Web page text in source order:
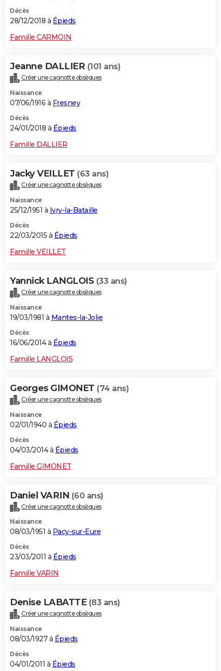
Décès
28/12/2018 à Épieds
Famille CARMOIN
Jeanne DALLIER (101 ans)
Créer une cagnotte obsèques
Naissance
07/06/1916 à Fresney
Décès
24/01/2018 à Épieds
Famille DALLIER
Jacky VEILLET (63 ans)
Créer une cagnotte obsèques
Naissance
25/12/1951 à Ivry-la-Bataille
Décès
22/03/2015 à Épieds
Famille VEILLET
Yannick LANGLOIS (33 ans)
Créer une cagnotte obsèques
Naissance
19/03/1981 à Mantes-la-Jolie
Décès
16/06/2014 à Épieds
Famille LANGLOIS
Georges GIMONET (74 ans)
Créer une cagnotte obsèques
Naissance
02/01/1940 à Épieds
Décès
04/03/2014 à Épieds
Famille GIMONET
Daniel VARIN (60 ans)
Créer une cagnotte obsèques
Naissance
08/03/1951 à Pacy-sur-Eure
Décès
23/03/2011 à Épieds
Famille VARIN
Denise LABATTE (83 ans)
Créer une cagnotte obsèques
Naissance
08/03/1927 à Épieds
Décès
04/01/2011 à Épieds